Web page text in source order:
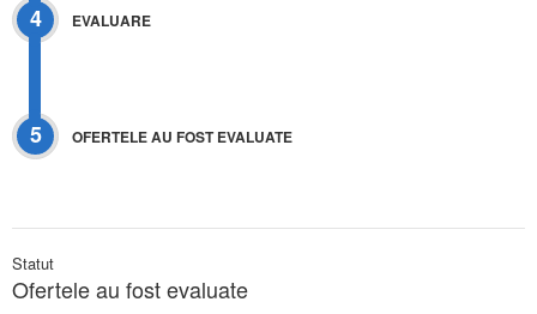
4 EVALUARE
5 OFERTELE AU FOST EVALUATE
Statut
Ofertele au fost evaluate